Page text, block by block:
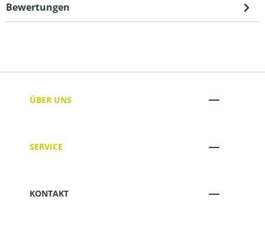
Bewertungen
ÜBER UNS
SERVICE
KONTAKT